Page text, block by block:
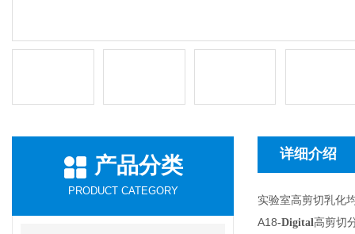
产品分类
PRODUCT CATEGORY
详细介绍
实验室高剪切乳化
A18-Digital高剪切